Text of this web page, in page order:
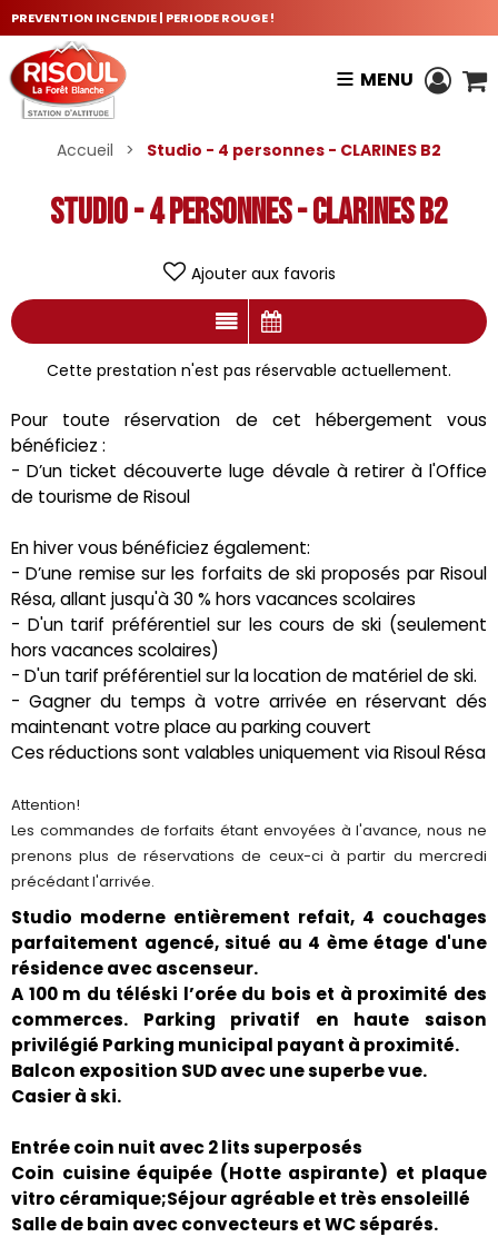
PREVENTION INCENDIE | PERIODE ROUGE !
MENU
Accueil > Studio - 4 personnes - CLARINES B2
Studio - 4 personnes - CLARINES B2
Ajouter aux favoris
Cette prestation n'est pas réservable actuellement.
Pour toute réservation de cet hébergement vous
bénéficiez :
- D’un ticket découverte luge dévale à retirer à l'Office
de tourisme de Risoul
En hiver vous bénéficiez également:
- D’une remise sur les forfaits de ski proposés par Risoul
Résa, allant jusqu'à 30 % hors vacances scolaires
- D'un tarif préférentiel sur les cours de ski (seulement
hors vacances scolaires)
- D'un tarif préférentiel sur la location de matériel de ski.
- Gagner du temps à votre arrivée en réservant dés
maintenant votre place au parking couvert
Ces réductions sont valables uniquement via Risoul Résa
Attention!
Les commandes de forfaits étant envoyées à l'avance, nous ne
prenons plus de réservations de ceux-ci à partir du mercredi
précédant l'arrivée.
Studio moderne entièrement refait, 4 couchages
parfaitement agencé, situé au 4 ème étage d'une
résidence avec ascenseur.
A 100 m du téléski l’orée du bois et à proximité des
commerces. Parking privatif en haute saison
privilégié Parking municipal payant à proximité.
Balcon exposition SUD avec une superbe vue.
Casier à ski.
Entrée coin nuit avec 2 lits superposés
Coin cuisine équipée (Hotte aspirante) et plaque
vitro céramique;Séjour agréable et très ensoleillé
Salle de bain avec convecteurs et WC séparés.